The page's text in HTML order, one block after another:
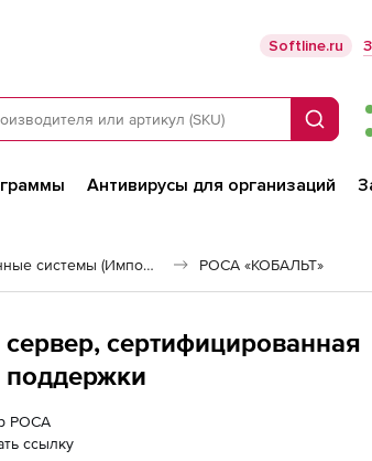
Softline.ru
Поиск
Антивирусы для организаций
Российские операционные системы (Импортозамещение) РОСА «КОБАЛЬТ»
сертифицированная
РОСА
ссылку